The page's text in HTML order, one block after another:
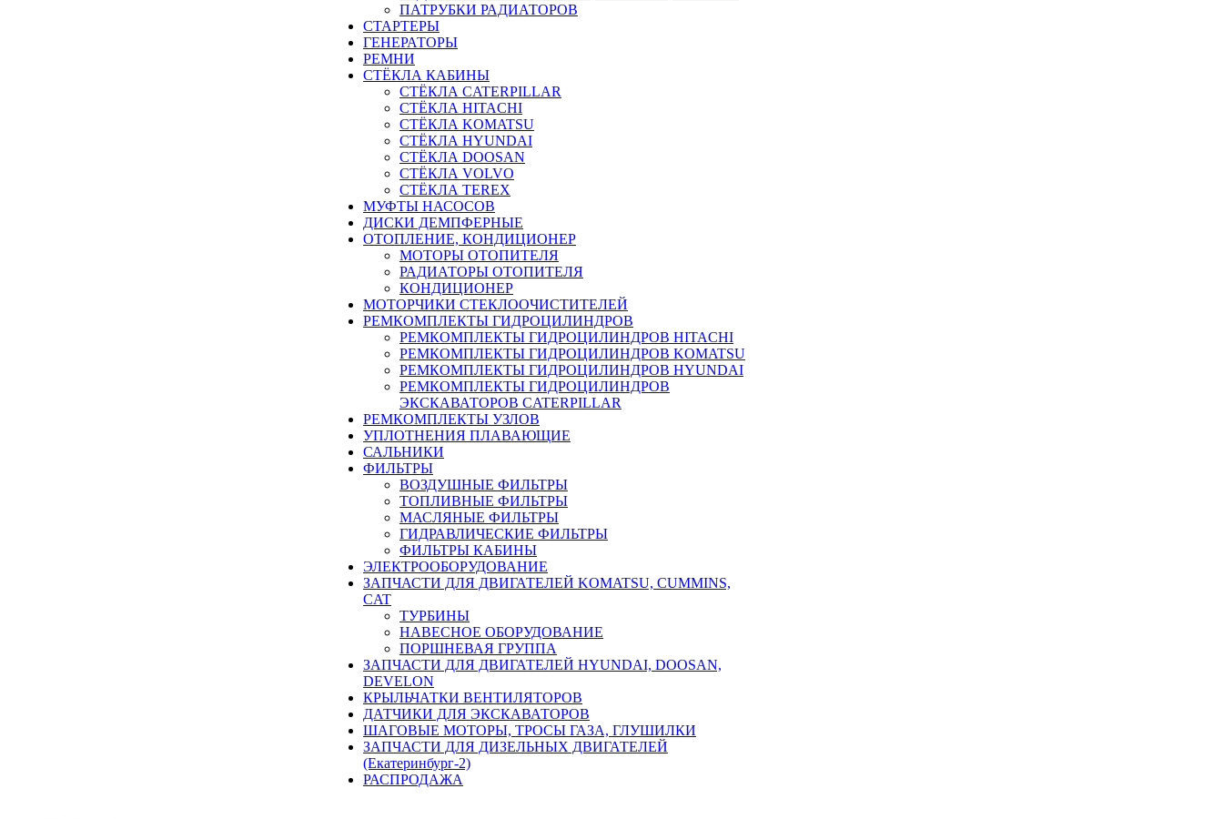
ПАТРУБКИ РАДИАТОРОВ
СТАРТЕРЫ
ГЕНЕРАТОРЫ
РЕМНИ
СТЁКЛА КАБИНЫ
СТЁКЛА CATERPILLAR
СТЁКЛА HITACHI
СТЁКЛА KOMATSU
СТЁКЛА HYUNDAI
СТЁКЛА DOOSAN
СТЁКЛА VOLVO
СТЁКЛА TEREX
МУФТЫ НАСОСОВ
ДИСКИ ДЕМПФЕРНЫЕ
ОТОПЛЕНИЕ, КОНДИЦИОНЕР
МОТОРЫ ОТОПИТЕЛЯ
РАДИАТОРЫ ОТОПИТЕЛЯ
КОНДИЦИОНЕР
МОТОРЧИКИ СТЕКЛООЧИСТИТЕЛЕЙ
РЕМКОМПЛЕКТЫ ГИДРОЦИЛИНДРОВ
РЕМКОМПЛЕКТЫ ГИДРОЦИЛИНДРОВ HITACHI
РЕМКОМПЛЕКТЫ ГИДРОЦИЛИНДРОВ KOMATSU
РЕМКОМПЛЕКТЫ ГИДРОЦИЛИНДРОВ HYUNDAI
РЕМКОМПЛЕКТЫ ГИДРОЦИЛИНДРОВ
ЭКСКАВАТОРОВ CATERPILLAR
РЕМКОМПЛЕКТЫ УЗЛОВ
УПЛОТНЕНИЯ ПЛАВАЮЩИЕ
САЛЬНИКИ
ФИЛЬТРЫ
ВОЗДУШНЫЕ ФИЛЬТРЫ
ТОПЛИВНЫЕ ФИЛЬТРЫ
МАСЛЯНЫЕ ФИЛЬТРЫ
ГИДРАВЛИЧЕСКИЕ ФИЛЬТРЫ
ФИЛЬТРЫ КАБИНЫ
ЭЛЕКТРООБОРУДОВАНИЕ
ЗАПЧАСТИ ДЛЯ ДВИГАТЕЛЕЙ KOMATSU, CUMMINS,
CAT
ТУРБИНЫ
НАВЕСНОЕ ОБОРУДОВАНИЕ
ПОРШНЕВАЯ ГРУППА
ЗАПЧАСТИ ДЛЯ ДВИГАТЕЛЕЙ HYUNDAI, DOOSAN,
DEVELON
КРЫЛЬЧАТКИ ВЕНТИЛЯТОРОВ
ДАТЧИКИ ДЛЯ ЭКСКАВАТОРОВ
ШАГОВЫЕ МОТОРЫ, ТРОСЫ ГАЗА, ГЛУШИЛКИ
ЗАПЧАСТИ ДЛЯ ДИЗЕЛЬНЫХ ДВИГАТЕЛЕЙ
(Екатеринбург-2)
РАСПРОДАЖА